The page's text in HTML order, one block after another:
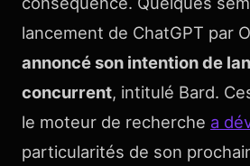
lancement de ChatGPT par
annoncé son intention de
concurrent, intitulé Bard.
le moteur de recherche a
particularités de son